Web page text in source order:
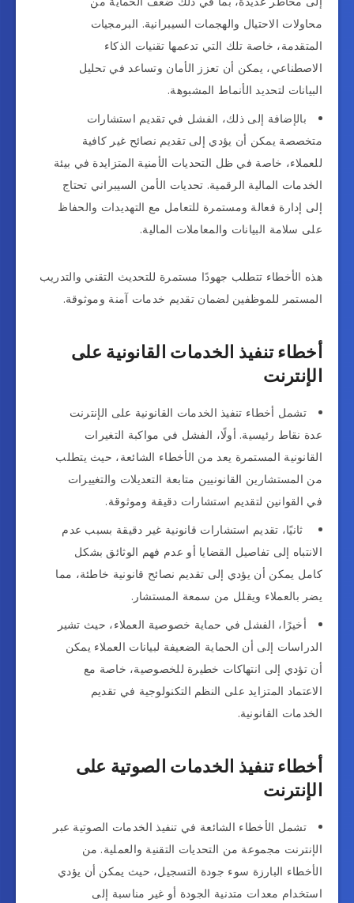
محاولات الاحتيال والهجمات السيبرانية. البرمجيات
المتقدمة، خاصة تلك التي تدعمها تقنيات الذكاء
الاصطناعي، يمكن أن تعزز الأمان وتساعد في تحليل
البيانات لتحديد الأنماط المشبوهة.
بالإضافة إلى ذلك، الفشل في تقديم استشارات
متخصصة يمكن أن يؤدي إلى تقديم نصائح غير كافية
للعملاء، خاصة في ظل التحديات الأمنية المتزايدة في بيئة
الخدمات المالية الرقمية. تحديات الأمن السيبراني تحتاج
إلى إدارة فعالة ومستمرة للتعامل مع التهديدات والحفاظ
على سلامة البيانات والمعاملات المالية.
هذه الأخطاء تتطلب جهودًا مستمرة للتحديث التقني والتدريب
المستمر للموظفين لضمان تقديم خدمات آمنة وموثوقة.
أخطاء تنفيذ الخدمات القانونية على
الإنترنت
تشمل أخطاء تنفيذ الخدمات القانونية على الإنترنت
عدة نقاط رئيسية. أولًا، الفشل في مواكبة التغيرات
القانونية المستمرة يعد من الأخطاء الشائعة، حيث يتطلب
من المستشارين القانونيين متابعة التعديلات والتغييرات
في القوانين لتقديم استشارات دقيقة وموثوقة.
ثانيًا، تقديم استشارات قانونية غير دقيقة بسبب عدم
الانتباه إلى تفاصيل القضايا أو عدم فهم الوثائق بشكل
كامل يمكن أن يؤدي إلى تقديم نصائح قانونية خاطئة، مما
يضر بالعملاء ويقلل من سمعة المستشار.
أخيرًا، الفشل في حماية خصوصية العملاء، حيث تشير
الدراسات إلى أن الحماية الضعيفة لبيانات العملاء يمكن
أن تؤدي إلى انتهاكات خطيرة للخصوصية، خاصة مع
الاعتماد المتزايد على النظم التكنولوجية في تقديم
الخدمات القانونية.
أخطاء تنفيذ الخدمات الصوتية على
الإنترنت
تشمل الأخطاء الشائعة في تنفيذ الخدمات الصوتية عبر
الإنترنت مجموعة من التحديات التقنية والعملية. من
الأخطاء البارزة سوء جودة التسجيل، حيث يمكن أن يؤدي
استخدام معدات متدنية الجودة أو غير مناسبة إلى